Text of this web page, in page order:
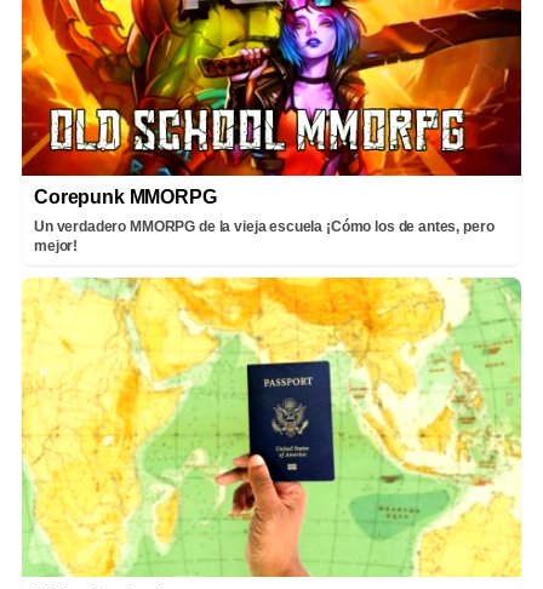
Corepunk MMORPG
Un verdadero MMORPG de la vieja escuela ¡Cómo los de antes, pero
mejor!